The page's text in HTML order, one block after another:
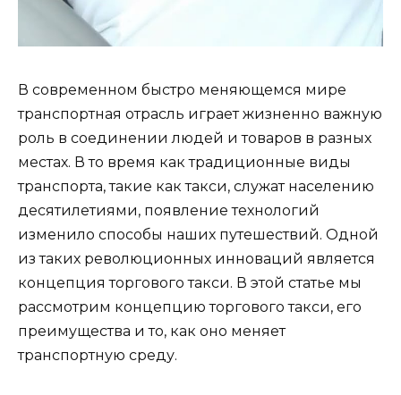
В современном быстро меняющемся мире
транспортная отрасль играет жизненно важную
роль в соединении людей и товаров в разных
местах. В то время как традиционные виды
транспорта, такие как такси, служат населению
десятилетиями, появление технологий
изменило способы наших путешествий. Одной
из таких революционных инноваций является
концепция торгового такси. В этой статье мы
рассмотрим концепцию торгового такси, его
преимущества и то, как оно меняет
транспортную среду.